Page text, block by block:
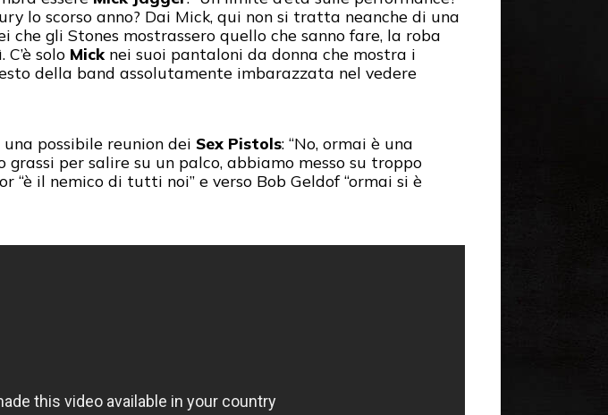
lo scorso anno? Dai Mick, qui non si tratta neanche di una
gli Stones mostrassero quello che sanno fare, la roba
solo Mick nei suoi pantaloni da donna che mostra i
della band assolutamente imbarazzata nel vedere
possibile reunion dei Sex Pistols: “No, ormai è una
per salire su un palco, abbiamo messo su troppo
“è il nemico di tutti noi” e verso Bob Geldof “ormai si è